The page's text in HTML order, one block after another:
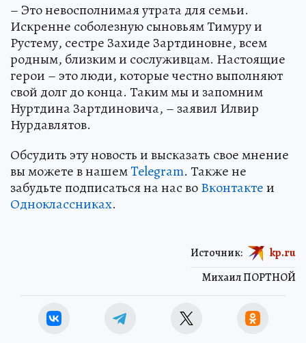
– Это невосполнимая утрата для семьи.
Искренне соболезную сыновьям Тимуру и
Рустему, сестре Захиде Зартдиновне, всем
родным, близким и сослуживцам. Настоящие
герои – это люди, которые честно выполняют
свой долг до конца. Таким мы и запомним
Нуртдина Зартдиновича, – заявил Илвир
Нурдавлятов.
Обсудить эту новость и высказать свое мнение
вы можете в нашемTelegram. Также не
забудьте подписаться на нас воВконтактеи
Одноклассниках.
Михаил ПОРТНОЙ
Источник: kp.ru